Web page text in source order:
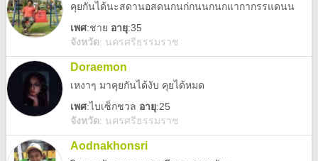
คุยกันได้นะสดานอสดนกนก่กนนกนกแากากรรแดนน
เพศ:ชาย อายุ:35
จังหวัด: นครศรีธรรมราช
Doraemon
เหงาๆ มาคุยกันได้งับ คุยได้หมด
เพศ:ไบเซ็กชวล อายุ:25
จังหวัด: นครศรีธรรมราช
Aodnakhonsri